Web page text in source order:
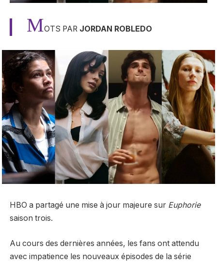
MOTS PAR JORDAN ROBLEDO
HBO a partagé une mise à jour majeure sur Euphorie
saison trois.
Au cours des dernières années, les fans ont attendu
avec impatience les nouveaux épisodes de la série